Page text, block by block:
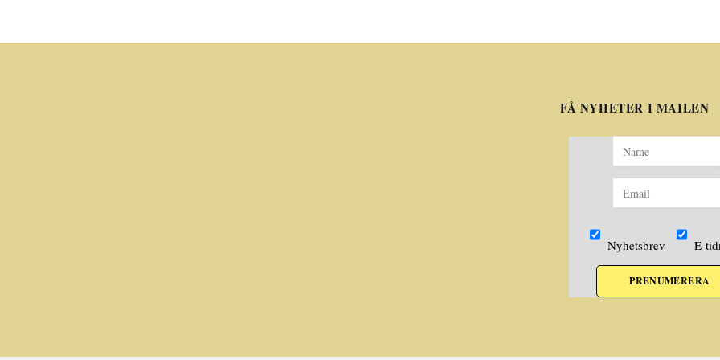
FÅ NYHETER I MAILEN
Nyhetsbrev E-
PRENUMERERA